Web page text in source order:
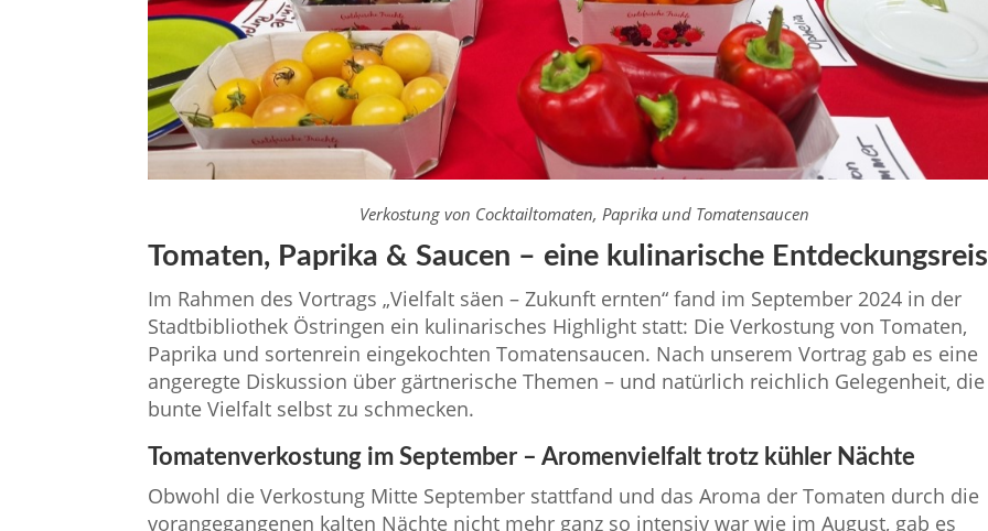
Verkostung von Cocktailtomaten, Paprika und Tomatensaucen
Tomaten, Paprika & Saucen – eine kulinarische
Im Rahmen des Vortrags „Vielfalt säen – Zukunft ernten“ fand im September 2024 in der
Stadtbibliothek Östringen ein kulinarisches Highlight statt: Die Verkostung von Tomaten,
Paprika und sortenrein eingekochten Tomatensaucen. Nach unserem Vortrag gab es eine
angeregte Diskussion über gärtnerische Themen – und natürlich reichlich Gelegenheit, die
bunte Vielfalt selbst zu schmecken.
Tomatenverkostung im September – Aromenvielfalt trotz kühler Nächte
Obwohl die Verkostung Mitte September stattfand und das Aroma der Tomaten durch die
vorangegangenen kalten Nächte nicht mehr ganz so intensiv war wie im August, gab es